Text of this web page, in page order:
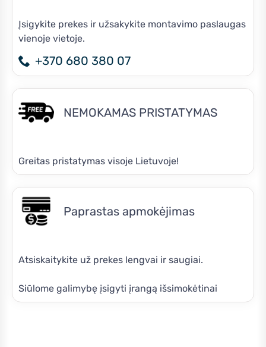
Įsigykite prekes ir užsakykite montavimo paslaugas
vienoje vietoje.
+370 680 380 07
NEMOKAMAS PRISTATYMAS
Greitas pristatymas visoje Lietuvoje!
Paprastas apmokėjimas
Atsiskaitykite už prekes lengvai ir saugiai.
Siūlome galimybę įsigyti įrangą išsimokėtinai